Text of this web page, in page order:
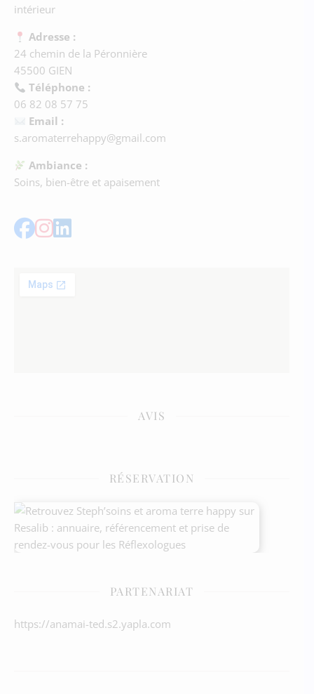
intérieur
Adresse :
24 chemin de la Péronnière
45500 GIEN
Téléphone :
06 82 08 57 75
Email :
s.aromaterrehappy@gmail.com
Ambiance :
Soins, bien-être et apaisement
AVIS
RÉSERVATION
PARTENARIAT
https://anamai-ted.s2.yapla.com